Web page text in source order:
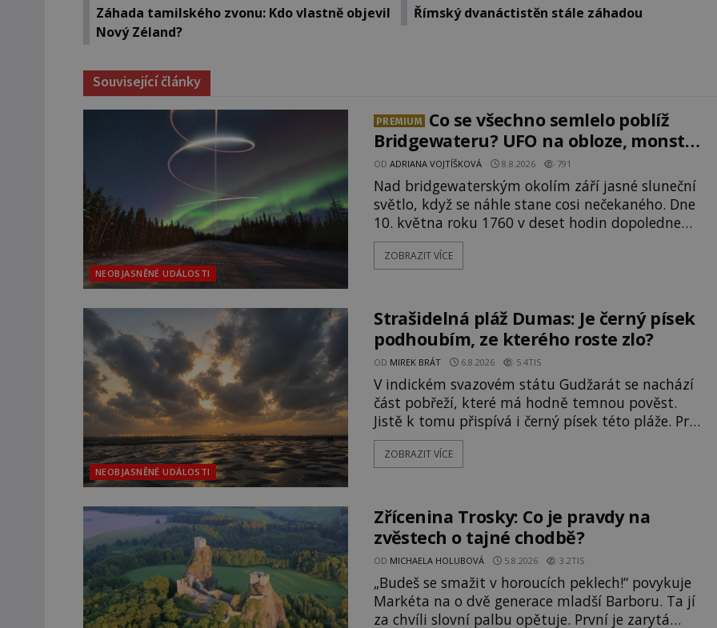
Záhada tamilského zvonu: Kdo vlastně objevil
Nový Zéland?
Římský dvanáctistěn stále záhadou
Související články
NEOBJASNĚNÉ UDÁLOSTI
PREMIUM
Co se všechno semlelo poblíž
Bridgewateru? UFO na obloze, monstra
v bažinách!
ODADRIANA VOJTÍŠKOVÁ 8.8.2026 791
Nad bridgewaterským okolím září jasné sluneční
světlo, když se náhle stane cosi nečekaného. Dne
10. května roku 1760 v deset hodin dopoledne
zde dojde k vůbec prvnímu historicky
doloženému přeletu UFO. Podle záznamů
nebo se zde skutečně právě vznáší mimozemská
loď
ZOBRAZIT VÍCE
NEOBJASNĚNÉ UDÁLOSTI
Strašidelná pláž Dumas: Je černý písek
podhoubím, ze kterého roste zlo?
OD MIREK BRÁT 6.8.2026 5.4TIS
V indickém svazovém státu Gudžarát se nachází
část pobřeží, které má hodně temnou pověst.
Jistě k tomu přispívá i černý písek této pláže. Proč
má pláž takové netypické zbarvení? Nakolik jsou
pravdivé historky, že zde došlo k
pláž Dumas ve městě Surat. Gu
ZOBRAZIT VÍCE
Zřícenina Trosky: Co je pravdy na
zvěstech o tajné chodbě?
OD MICHAELA HOLUBOVÁ 5.8.2026 3.2TIS
„Budeš se smažit v horoucích peklech!“ povykuje
Markéta na o dvě generace mladší Barboru. Ta jí
za chvíli slovní palbu opětuje. První je zarytá